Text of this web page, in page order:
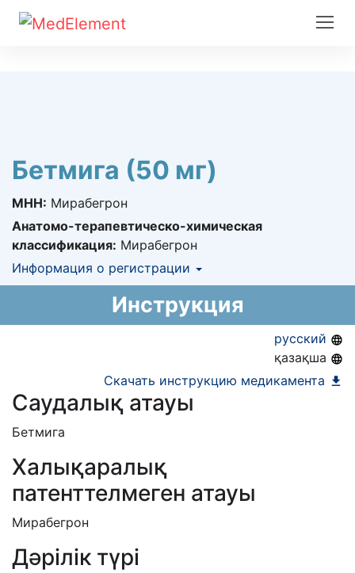
Бетмига (50 мг)
МНН: Мирабегрон
Анатомо-терапевтическо-химическая
классификация: Мирабегрон
Информация о регистрации
Информация о регистрации в РК:12.11.2019 -
Инструкция
русский
қазақша
Скачать инструкцию медикамента
Саудалық атауы
Бетмига
Халықаралық
патенттелмеген атауы
Мирабегрон
Дәрілік түрі